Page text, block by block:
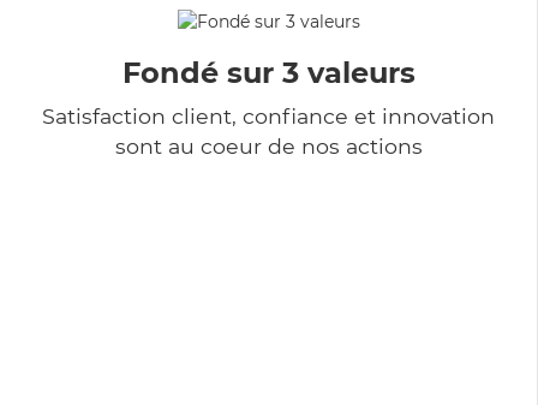
Fondé sur 3 valeurs
Satisfaction client, confiance et innovation
sont au coeur de nos actions